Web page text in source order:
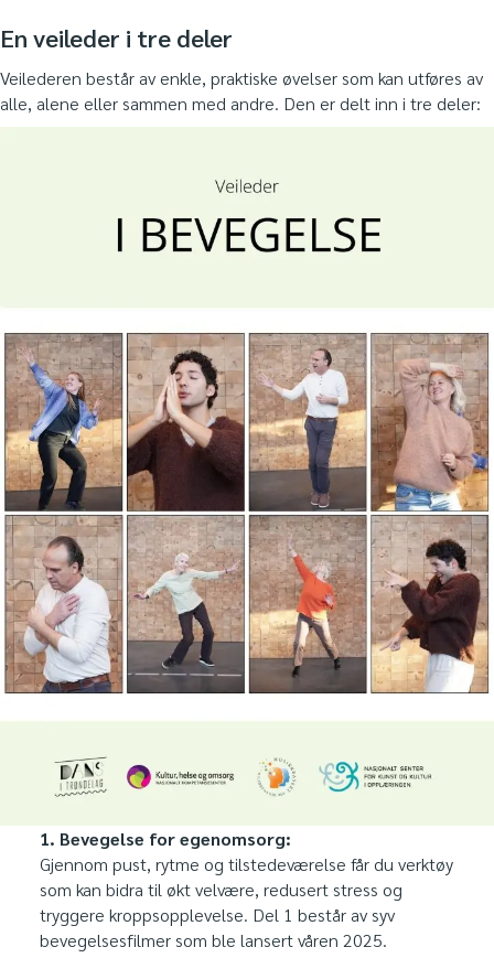
En veileder i tre deler
Veilederen består av enkle, praktiske øvelser som kan utføres av
alle, alene eller sammen med andre. Den er delt inn i tre deler:
1. Bevegelse for egenomsorg:
Gjennom pust, rytme og tilstedeværelse får du verktøy
som kan bidra til økt velvære, redusert stress og
tryggere kroppsopplevelse. Del 1 består av syv
bevegelsesfilmer som ble lansert våren 2025.